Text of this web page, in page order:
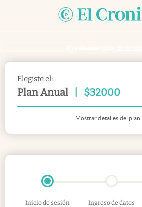
Elegiste el:
Plan Anual $32000
Mostrar detalles del plan
Inicio de sesión Ingreso de datos